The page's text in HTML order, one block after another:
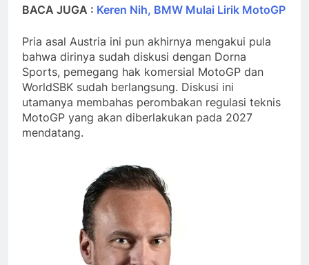
BACA JUGA : Keren Nih, BMW Mulai Lirik MotoGP
Pria asal Austria ini pun akhirnya mengakui pula
bahwa dirinya sudah diskusi dengan Dorna
Sports, pemegang hak komersial MotoGP dan
WorldSBK sudah berlangsung. Diskusi ini
utamanya membahas perombakan regulasi teknis
MotoGP yang akan diberlakukan pada 2027
mendatang.